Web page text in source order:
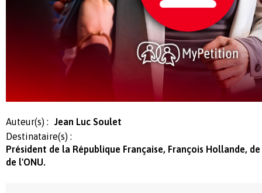
Auteur(s) :
Jean Luc Soulet
Destinataire(s) :
Président de la République Française, François Hollande,
de l'ONU.